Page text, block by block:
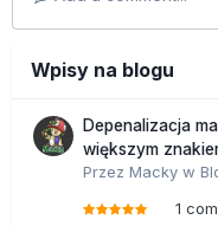
Wpisy na blogu
Depenalizacja
większym
Przez Macky w
1